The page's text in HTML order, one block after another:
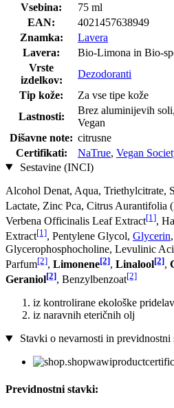
Vsebina:
75 ml
EAN:
4021457638949
Znamka:
Lavera
Lavera:
Bio-Limona in Bio-
Vrste
izdelkov:
Dezodoranti
Tip kože:
Za vse tipe kože
Lastnosti:
Brez aluminijevih
Vegan
Dišavne note: citrusne
Certifikati:
NaTrue, Vegan
Sestavine (INCI)
Alcohol Denat, Aqua, Triethylcitrate,
Lactate, Zinc Pca, Citrus Aurantifolia
Verbena Officinalis Leaf Extract[1],
Extract[1], Pentylene Glycol, Glycerin
Glycerophosphocholine, Levulinic
Parfum[2], Limonene[2], Linalool[2],
Geraniol[2], Benzylbenzoat[2]
iz kontrolirane ekološke
iz naravnih eteričnih olj
Stavki o nevarnosti in previdnostni
Previdnostni stavki: